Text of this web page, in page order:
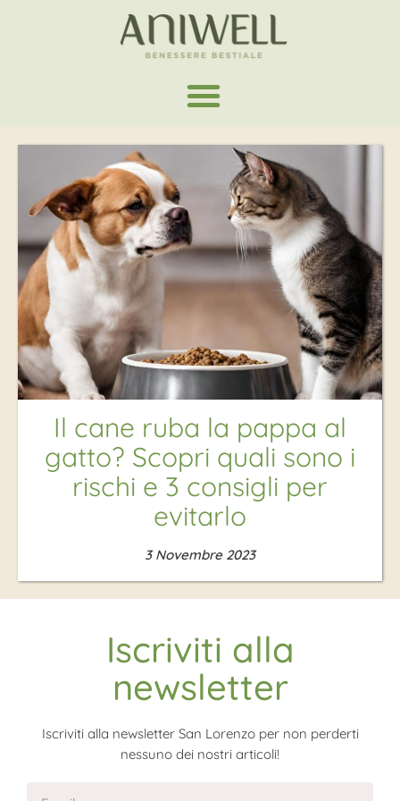
Il cane ruba la pappa al
gatto? Scopri quali sono i
rischi e 3 consigli per
evitarlo
3 Novembre 2023
Iscriviti alla
newsletter
Iscriviti alla newsletter San Lorenzo per non perderti
nessuno dei nostri articoli!